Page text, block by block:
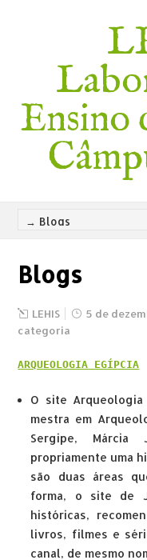
Ensino
Blogs
LEHIS 5 de
categoria
ARQUEOLOGIA EGÍPCIA
O site
mestra em
Sergipe,
propriamente uma
são duas áreas
forma, o site de
históricas,
livros, filmes e
canal, de mesmo